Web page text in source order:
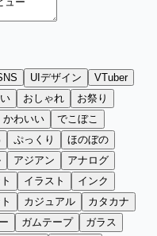
UIデザイン
VTuber
おしゃれ
お祭り
かわいい
でこぼこ
ぷっくり
ほのぼの
アジアン
アナログ
イラスト
インク
カジュアル
カタカナ
ガムテープ
ガラス